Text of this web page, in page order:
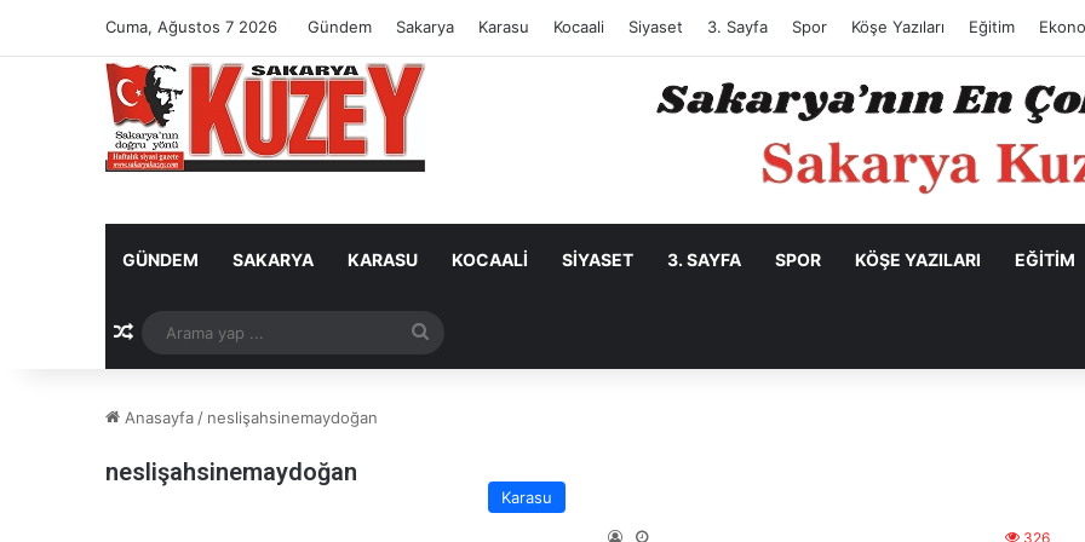
Cuma, Ağustos 7 2026 Gündem Sakarya Karasu Kocaali Siyaset 3. Sayfa Spor Köşe Yazıları Eğitim
GÜNDEM SAKARYA KARASU KOCAALI SIYASET 3. SAYFA SPOR KÖŞE YAZILARI EĞITIM
Rastgele Makale
yap
Anasayfa / neslişahsinemaydoğan
neslişahsinemaydoğan
Karasu
326